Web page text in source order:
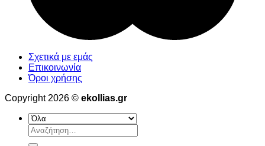
Σχετικά με εμάς
Επικοινωνία
Όροι χρήσης
Copyright 2026 © ekollias.gr
Αναζήτηση
για: